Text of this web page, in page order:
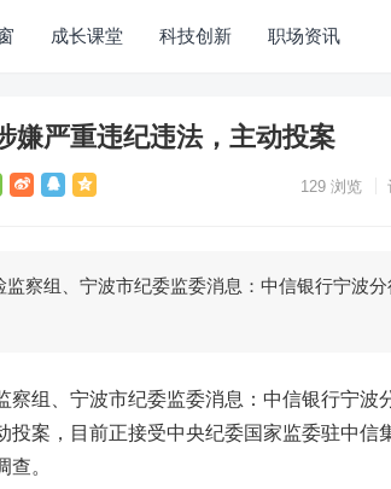
成长课堂 科技创新 职场资讯
嫌严重违纪违法，主动投案
129 浏览
组、宁波市纪委监委消息：中信银行宁波分
组、宁波市纪委监委消息： 中信银行宁波
案，目前正接受中央纪委国家监委驻中信
。